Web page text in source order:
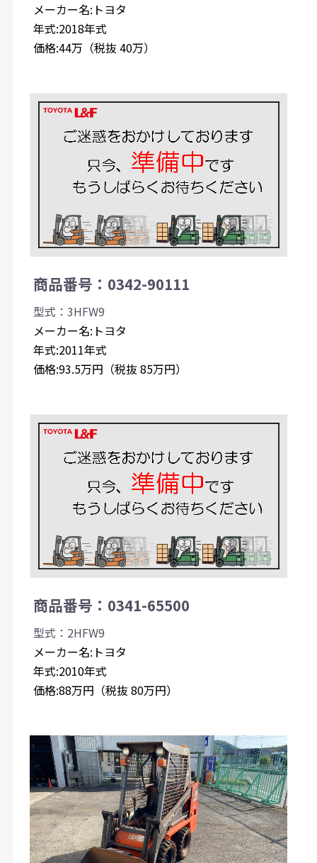
メーカー名:トヨタ
年式:2018年式
価格:44万（税抜 40万）
商品番号：0342-90111
型式：3HFW9
メーカー名:トヨタ
年式:2011年式
価格:93.5万円（税抜 85万円）
商品番号：0341-65500
型式：2HFW9
メーカー名:トヨタ
年式:2010年式
価格:88万円（税抜 80万円）